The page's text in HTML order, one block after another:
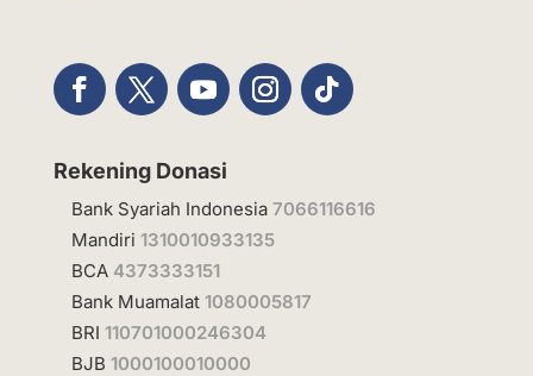
Rekening Donasi
Bank Syariah Indonesia 7066116616
Mandiri 1310010933135
BCA 4373333151
Bank Muamalat 1080005817
BRI 110701000246304
BJB 1000100010000